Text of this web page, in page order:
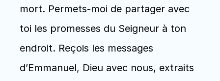
mort. Permets-moi de partager avec
toi les promesses du Seigneur à ton
endroit. Reçois les messages
d’Emmanuel, Dieu avec nous, extraits